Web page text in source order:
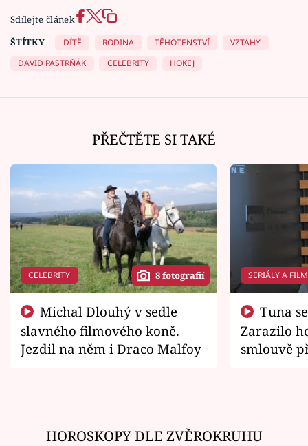
Sdílejte článek
ŠTÍTKY
DÍTĚ RODINA TĚHOTENSTVÍ
VZTAHY
DAVID PASTRŇÁK
CELEBRITY HOKEJ
PŘEČTĚTE SI TAKÉ
CELEBRITY 8 fotografií
slavného filmového koně.
Jezdil na něm i Draco Malfoy
SERIÁLY A
Zarazilo
smlouvě
HOROSKOPY DLE ZVĚROKRUHU